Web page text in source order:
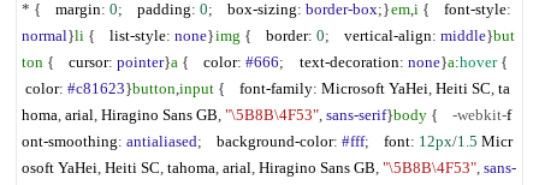
* { margin:0; padding:0; box-sizing:border-box;}em,i{ font-style:
normal}li { list-style:none}img { border: 0; vertical-align: middle}but
ton { cursor:pointer}a { color:#666; text-decoration: none}a:hover{
color: #c81623}button,input { font-family:Microsoft YaHei,Heiti SC,ta
homa, arial, Hiragino Sans GB, "\5B8B\4F53", sans-serif}body { -webkit-f
ont-smoothing: antialiased; background-color:#fff; font: 12px/1.5 Micr
osoft YaHei, Heiti SC, tahoma, arial, Hiragino Sans GB, "\5B8B\4F53", sans-